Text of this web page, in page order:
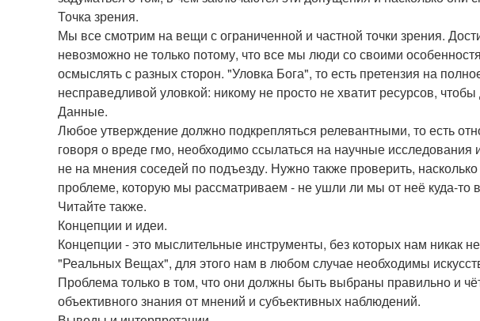
Точка зрения.
Мы все смотрим на вещи с ограниченной и частной точки зрения.
невозможно не только потому, что все мы люди со своими
осмыслять с разных сторон. "Уловка Бога", то есть претензия на
несправедливой уловкой: никому не просто не хватит ресурсов, чтобы
Данные.
Любое утверждение должно подкрепляться релевантными, то есть
говоря о вреде гмо, необходимо ссылаться на научные
не на мнения соседей по подъезду. Нужно также проверить,
проблеме, которую мы рассматриваем - не ушли ли мы от неё куда-то
Читайте также.
Концепции и идеи.
Концепции - это мыслительные инструменты, без которых нам никак
"Реальных Вещах", для этого нам в любом случае необходимы
Проблема только в том, что они должны быть выбраны правильно и
объективного знания от мнений и субъективных наблюдений.